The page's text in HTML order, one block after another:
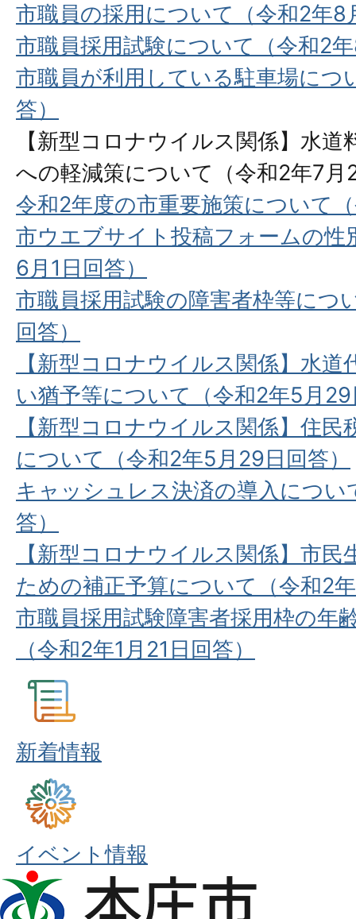
市職員の採用について（令和2年8
市職員採用試験について（令和2
市職員が利用している駐車場につ
答）
【新型コロナウイルス関係】⽔
への軽減策について（令和2年7⽉
令和2年度の市重要施策について
市ウエブサイト投稿フォームの性
6⽉1⽇回答）
市職員採⽤試験の障害者枠等につ
回答）
【新型コロナウイルス関係】⽔
い猶予等について（令和2年5⽉
【新型コロナウイルス関係】住
について（令和2年5⽉29⽇回答）
キャッシュレス決済の導⼊につい
答）
【新型コロナウイルス関係】市
ための補正予算について（令和2
市職員採用試験障害者採用枠の年
（令和2年1月21日回答）
新着情報
イベント情報
本